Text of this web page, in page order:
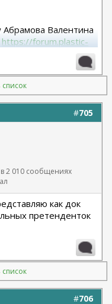
Абрамова Валентина
https://forum.plastic-
список
#705
2 010 сообщениях
как док
претенденток
список
#706